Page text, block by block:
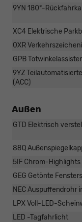
9YN 180°-
XC4 Elektrische
0XR
GPB
9YZ
(ACC)
Außen
GTD Elektrisch
88Q
5IF Chrom-Highlights
GEG Getönte
NEC Auspuffendrohr
LPX Voll-LED-
LED -Tagfahrlicht